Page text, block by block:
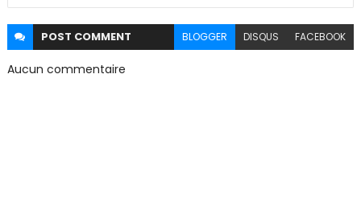
POST COMMENT BLOGGER DISQUS FACEBOOK
Aucun commentaire